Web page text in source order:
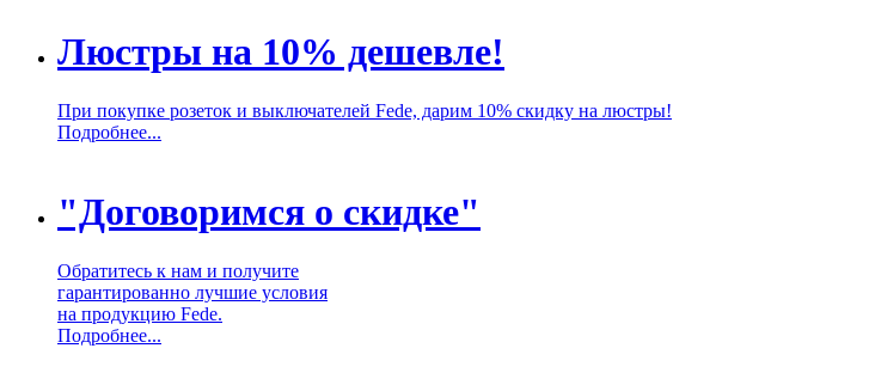
Люстры на 10% дешевле!
При покупке розеток и выключателей Fede, дарим 10% скидку на люстры!
Подробнее...
"Договоримся о скидке"
Обратитесь к нам и получите
гарантированно лучшие условия
на продукцию Fede.
Подробнее...